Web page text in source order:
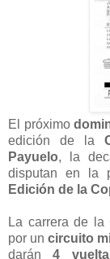
El próximo
edición de la
Payuelo, la
disputan en la
Edición de la
La carrera de la
por uncircuito
darán4